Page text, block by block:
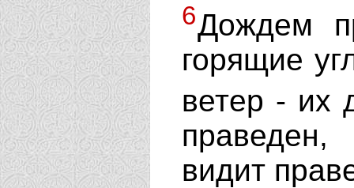
6Дождем
горящие
ветер - их
видит